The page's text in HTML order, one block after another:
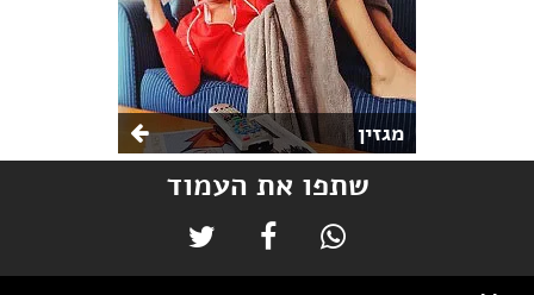
מגזין
שתפו את העמוד